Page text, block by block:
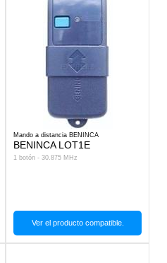
Mando a distancia BENINCA
BENINCA LOT1E
1 botón - 30.875 MHz
Ver el producto compatible.